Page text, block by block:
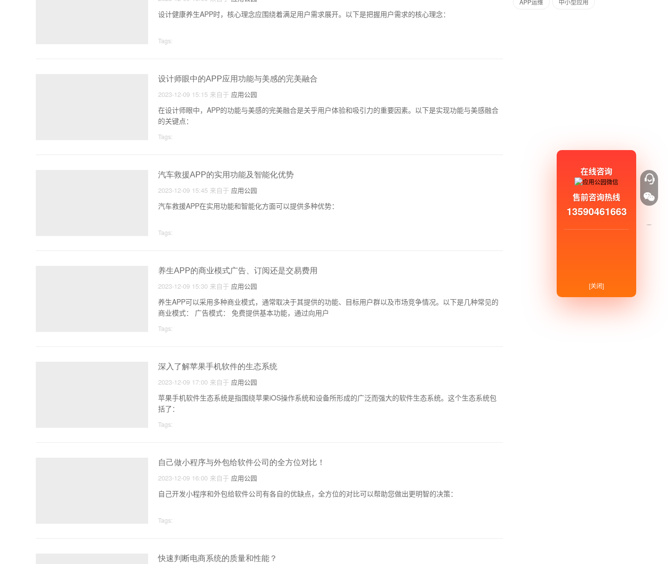
设计健康养生APP时，核心理念应围绕着满足用户需求展开。以下是把握用户需求的核心理念：
Tags:
设计师眼中的APP应用功能与美感的完美融合
2023-12-09 15:15 来自于 应用公园
在设计师眼中，APP的功能与美感的完美融合是关乎用户体验和吸引力的重要因素。以下是实现功能与美感融合
的关键点：
Tags:
汽车救援APP的实用功能及智能化优势
2023-12-09 15:45 来自于 应用公园
汽车救援APP在实用功能和智能化方面可以提供多种优势：
Tags:
养生APP的商业模式广告、订阅还是交易费用
2023-12-09 15:30 来自于 应用公园
养生APP可以采用多种商业模式，通常取决于其提供的功能、目标用户群以及市场竞争情况。以下是几种常见的
商业模式： 广告模式： 免费提供基本功能，通过向用户
Tags:
深入了解苹果手机软件的生态系统
2023-12-09 17:00 来自于 应用公园
苹果手机软件生态系统是指围绕苹果iOS操作系统和设备所形成的广泛而强大的软件生态系统。这个生态系统包
括了：
Tags:
自己做小程序与外包给软件公司的全方位对比！
2023-12-09 16:00 来自于 应用公园
自己开发小程序和外包给软件公司有各自的优缺点，全方位的对比可以帮助您做出更明智的决策：
Tags:
快速判断电商系统的质量和性能？
APP运维 中小型应用
在线咨询
售前咨询热线
13590461663
[关闭]